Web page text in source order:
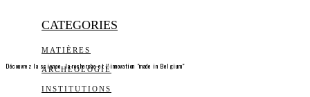
CATEGORIES
MATIÈRES
ARCHEOLOGIE
INSTITUTIONS
Découvrez la science, la recherche et l’innovation "made in Belgium"